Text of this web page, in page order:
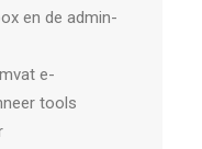
en de admin-
e-
tools